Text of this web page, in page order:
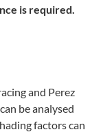
is required.
and Perez
be analysed
factors can